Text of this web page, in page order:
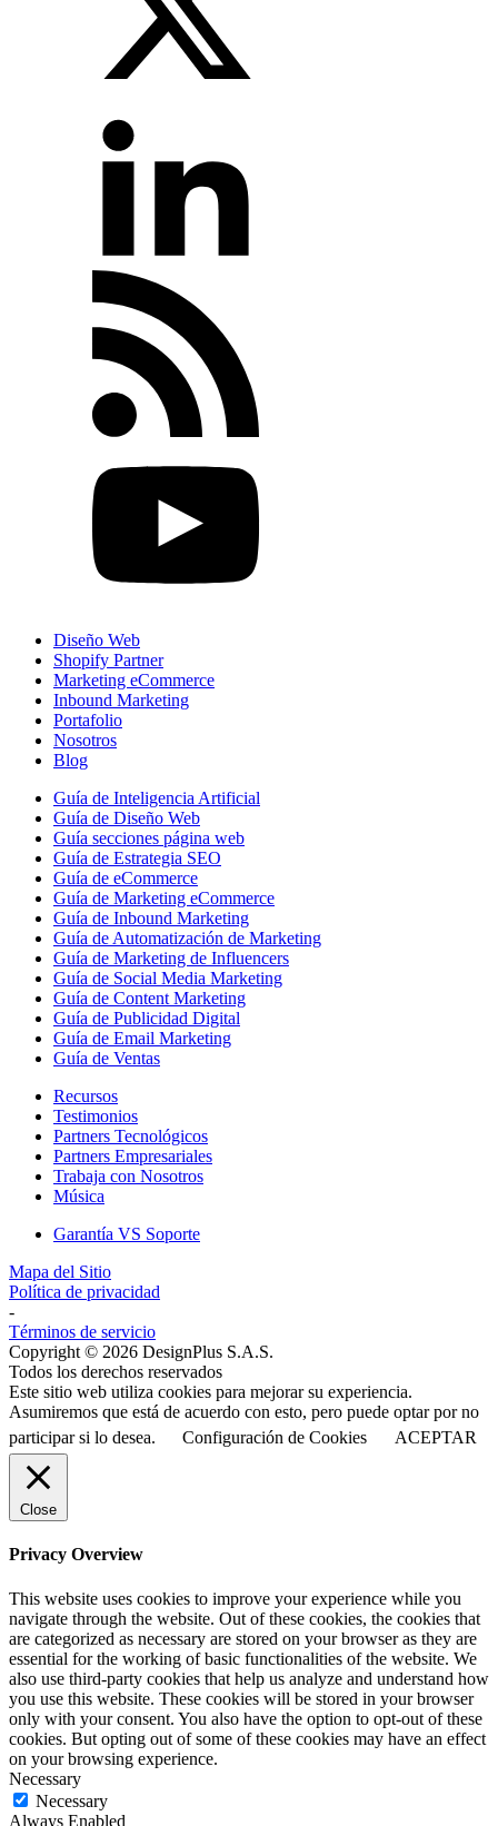
Diseño Web
Shopify Partner
Marketing eCommerce
Inbound Marketing
Portafolio
Nosotros
Blog
Guía de Inteligencia Artificial
Guía de Diseño Web
Guía secciones página web
Guía de Estrategia SEO
Guía de eCommerce
Guía de Marketing eCommerce
Guía de Inbound Marketing
Guía de Automatización de Marketing
Guía de Marketing de Influencers
Guía de Social Media Marketing
Guía de Content Marketing
Guía de Publicidad Digital
Guía de Email Marketing
Guía de Ventas
Recursos
Testimonios
Partners Tecnológicos
Partners Empresariales
Trabaja con Nosotros
Música
Garantía VS Soporte
Mapa del Sitio
Política de privacidad
-
Términos de servicio
Copyright © 2026 DesignPlus S.A.S.
Todos los derechos reservados
Este sitio web utiliza cookies para mejorar su experiencia.
Asumiremos que está de acuerdo con esto, pero puede optar por no
participar si lo desea.
Configuración de Cookies ACEPTAR
Close
Privacy Overview
This website uses cookies to improve your experience while you
navigate through the website. Out of these cookies, the cookies that
are categorized as necessary are stored on your browser as they are
essential for the working of basic functionalities of the website. We
also use third-party cookies that help us analyze and understand how
you use this website. These cookies will be stored in your browser
only with your consent. You also have the option to opt-out of these
cookies. But opting out of some of these cookies may have an effect
on your browsing experience.
Necessary
Necessary
Always Enabled